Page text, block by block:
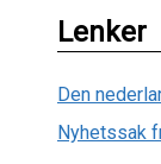
Lenker
Den
Nyhetssak